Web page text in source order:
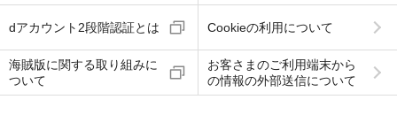
dアカウント2段階認証とは Cookieの利用について
海賊版に関する取り組みに
ついて
お客さまのご利用端末から
の情報の外部送信について